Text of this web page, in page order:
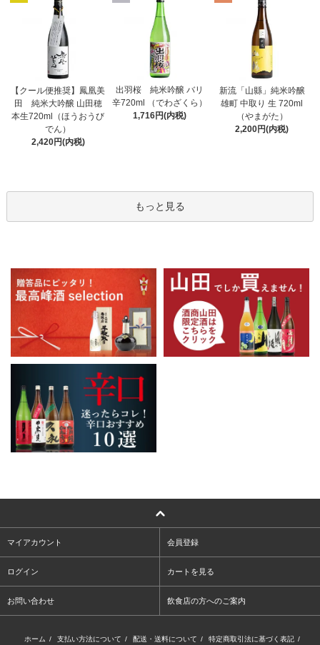
【クール便推奨】鳳凰美
田 純米大吟醸 山田穂
本生720ml（ほうおうび
でん）
2,420円(内税)
出羽桜 純米吟醸 バリ
辛720ml （でわざくら）
1,716円(内税)
新流「山縣」純米吟醸
雄町 中取り 生 720ml
（やまがた）
2,200円(内税)
もっと見る
マイアカウント 会員登録
ログイン カートを見る
お問い合わせ 飲食店の方へのご案内
ホーム / 支払い方法について / 配送・送料について / 特定商取引法に基づく表記 /